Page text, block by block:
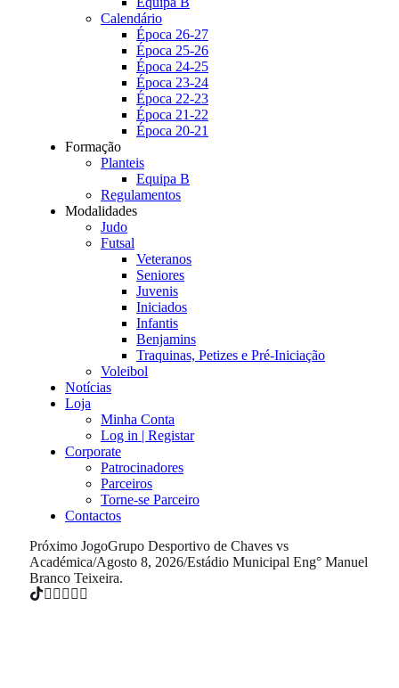
Calendário
Época 26-27
Época 25-26
Época 24-25
Época 23-24
Época 22-23
Época 21-22
Época 20-21
Formação
Planteis
Equipa B
Regulamentos
Modalidades
Judo
Futsal
Veteranos
Seniores
Juvenis
Iniciados
Infantis
Benjamins
Traquinas, Petizes e Pré-Iniciação
Voleibol
Notícias
Loja
Minha Conta
Log in | Registar
Corporate
Patrocinadores
Parceiros
Torne-se Parceiro
Contactos
Próximo JogoGrupo Desportivo de Chaves vs
Académica/Agosto 8, 2026/Estádio Municipal Eng° Manuel
Branco Teixeira.